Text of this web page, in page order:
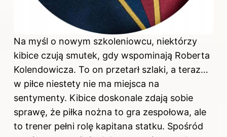
Na myśl o nowym szkoleniowcu, niektórzy
kibice czują smutek, gdy wspominają Roberta
Kolendowicza. To on przetarł szlaki, a teraz…
w piłce niestety nie ma miejsca na
sentymenty. Kibice doskonale zdają sobie
sprawę, że piłka nożna to gra zespołowa, ale
to trener pełni rolę kapitana statku. Spośród